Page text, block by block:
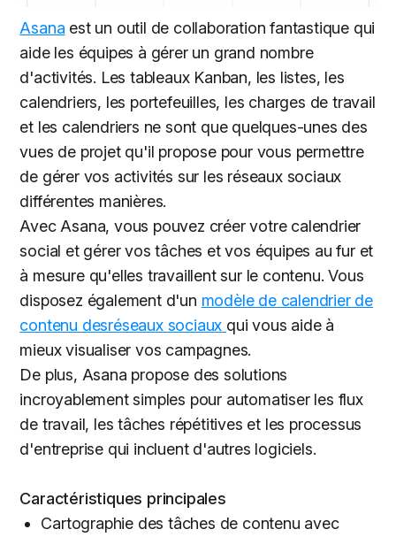
Asana est un outil de collaboration fantastique qui
aide les équipes à gérer un grand nombre
d'activités. Les tableaux Kanban, les listes, les
calendriers, les portefeuilles, les charges de travail
et les calendriers ne sont que quelques-unes des
vues de projet qu'il propose pour vous permettre
de gérer vos activités sur les réseaux sociaux
différentes manières.
Avec Asana, vous pouvez créer votre calendrier
social et gérer vos tâches et vos équipes au fur et
à mesure qu'elles travaillent sur le contenu. Vous
disposez également d'un modèle de calendrier de
contenu desréseaux sociaux qui vous aide à
mieux visualiser vos campagnes.
De plus, Asana propose des solutions
incroyablement simples pour automatiser les flux
de travail, les tâches répétitives et les processus
d'entreprise qui incluent d'autres logiciels.
Caractéristiques principales
Cartographie des tâches de contenu avec